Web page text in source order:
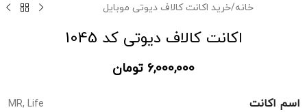
خانه/خرید اکانت کالاف دیوتی موبایل
اکانت کالاف دیوتی کد 1045
6,000,000 تومان
اسم اکانت MR, Life